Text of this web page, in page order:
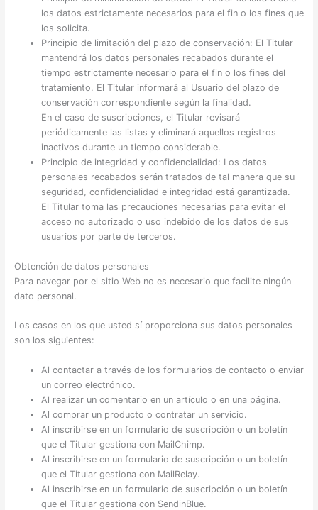
los datos estrictamente necesarios para el fin o los fines que
los solicita.
Principio de limitación del plazo de conservación: El Titular
mantendrá los datos personales recabados durante el
tiempo estrictamente necesario para el fin o los fines del
tratamiento. El Titular informará al Usuario del plazo de
conservación correspondiente según la finalidad.
En el caso de suscripciones, el Titular revisará
periódicamente las listas y eliminará aquellos registros
inactivos durante un tiempo considerable.
Principio de integridad y confidencialidad: Los datos
personales recabados serán tratados de tal manera que su
seguridad, confidencialidad e integridad está garantizada.
El Titular toma las precauciones necesarias para evitar el
acceso no autorizado o uso indebido de los datos de sus
usuarios por parte de terceros.
Obtención de datos personales
Para navegar por el sitio Web no es necesario que facilite ningún
dato personal.
Los casos en los que usted sí proporciona sus datos personales
son los siguientes:
Al contactar a través de los formularios de contacto o enviar
un correo electrónico.
Al realizar un comentario en un artículo o en una página.
Al comprar un producto o contratar un servicio.
Al inscribirse en un formulario de suscripción o un boletín
que el Titular gestiona con MailChimp.
Al inscribirse en un formulario de suscripción o un boletín
que el Titular gestiona con MailRelay.
Al inscribirse en un formulario de suscripción o un boletín
que el Titular gestiona con SendinBlue.